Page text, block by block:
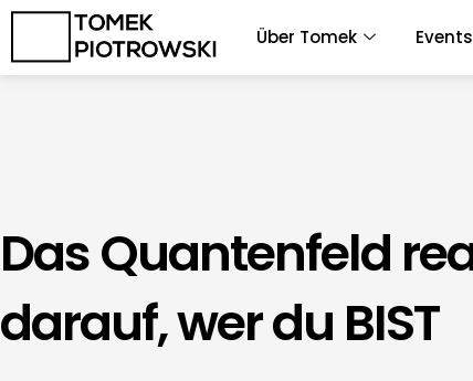
Zum
springen
Über Tomek Events
Das Quantenfeld
darauf, wer du BIST